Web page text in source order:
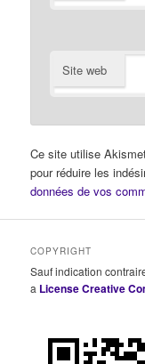
Site web
Ce site utilise
pour réduire les
données de vos
COPYRIGHT
Sauf indication
a License Creative